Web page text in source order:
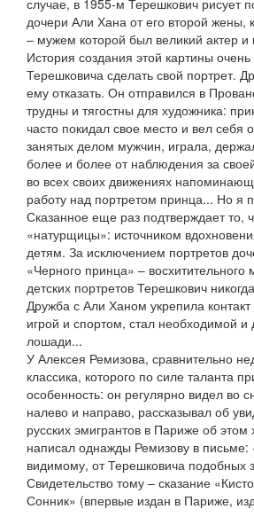
случае, в 1955-м Терешкович рисует
дочери Али Хана от его второй
– мужем которой был великий актер
История создания этой картины
Терешковича сделать свой портрет.
ему отказать. Он отправился в
трудны и тягостны для художника:
часто покидал свое место и вел
занятых делом мужчин, играла,
более и более от наблюдения за
во всех своих движениях
работу над портретом принца... Но я
Сказанное еще раз подтверждает то,
«натурщицы»: источником
детям. За исключением портретов
«Черного принца» –
детских портретов Терешкович
Дружба с Али Ханом укрепила
игрой и спортом, стал необходимой и
лошади...
У Алексея Ремизова, сравнительно
классика, которого по силе таланта
особенность: он регулярно видел во
налево и направо, рассказывал об
русских эмигрантов в Париже об
написал однажды Ремизову в
видимому, от Терешковича подобных
Свидетельство тому – сказание
Сонник» (впервые издан в Париже,